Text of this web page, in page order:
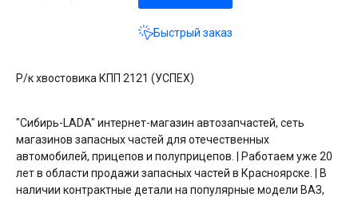
Быстрый заказ
Р/к хвостовика КПП 2121 (УСПЕХ)
"Сибирь-LADA" интернет-магазин автозапчастей, сеть
магазинов запасных частей для отечественных
автомобилей, прицепов и полуприцепов. | Работаем уже 20
лет в области продажи запасных частей в Красноярске. | В
наличии контрактные детали на популярные модели ВАЗ,